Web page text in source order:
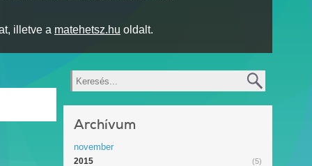
illetve a matehetsz.hu oldalt.
Keresés
Archívum
november
(5)
2015